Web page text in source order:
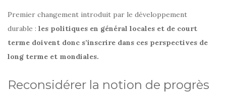
Premier changement introduit par le développement
durable : les politiques en général locales et de court
terme doivent donc s’inscrire dans ces perspectives de
long terme et mondiales.
Reconsidérer la notion de progrès